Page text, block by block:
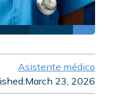
Asistente médico
March 23, 2026